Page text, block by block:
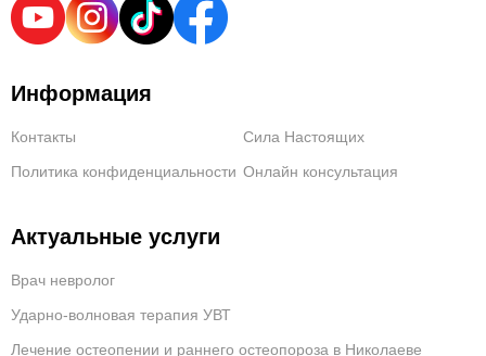
Информация
Контакты
Сила Настоящих
Политика конфиденциальности Онлайн консультация
Актуальные услуги
Врач невролог
Ударно-волновая терапия УВТ
Лечение остеопении и раннего остеопороза в Николаеве